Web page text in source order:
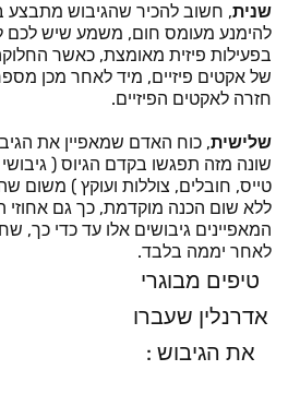
שנית, חשוב להכיר שהגיבוש מתבצע
להימנע מעומס חום, משמע שיש לכם
של אקטים פיזיים, מיד לאחר מכן
חזרה לאקטים הפיזיים.
שלישית, כוח האדם שמאפיין את
שונה מזה תפגשו בקדם הגיוס (
טייס, חובלים, צוללות ועוקץ ) משום
ללא שום הכנה מוקדמת, כך גם אחוזי
המאפיינים גיבושים אלו עד כדי כך,
לאחר יממה בלבד.
טיפים מבוגרי
אדרנלין שעברו
את הגיבוש :